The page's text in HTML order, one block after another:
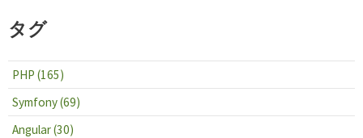
タグ
PHP (165)
Symfony (69)
Angular (30)